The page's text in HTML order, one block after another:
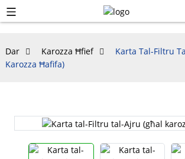
Dar Karozza Ħfief
Karta Tal-Filtru
Karozza Ħafifa)